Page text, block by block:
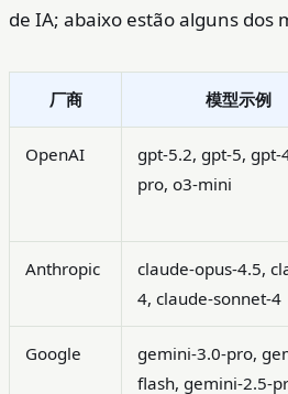
de IA; abaixo estão alguns dos
厂商 模型示例
OpenAI
gpt-5.2, gpt-5, gpt-
pro, o3-mini
Anthropic
claude-opus-4.5,
4, claude-sonnet-4
Google
gemini-3.0-pro,
flash, gemini-2.5-